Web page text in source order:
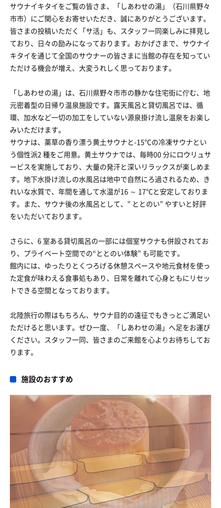
サウナイキタイをご覧の皆さま、「しあわせの湯」（石川県野々
市市）にご関心をお寄せいただき、誠にありがとうございます。
皆さまの投稿いただく「サ活」も、スタッフ一同楽しみに拝見し
ており、日々の励みになっております。おかげさまで、サウナイ
キタイを通じて全国のサウナーの皆さまに当館の存在を知ってい
ただける機会が増え、大変うれしく思っております。
「しあわせの湯」は、石川県野々市市の静かな住宅街に佇む、地
元密着型の日帰り温泉施設です。露天風呂と貸切風呂では、循
環、加水など一切の加工をしていない源泉掛け流し温泉をお楽し
みいただけます。
サウナは、薬草の香り漂う黄土サウナと-15℃の冷凍サウナとい
う個性派2 種をご用意。黄土サウナでは、毎時00 分にロウリュサ
ービスを実施しており、大量の発汗と深いリラックスが楽しめま
す。地下水掛け流しの水風呂は地中で自然にろ過されるため、き
れいな水質で、年間を通して水温が16 ～ 17℃と安定しておりま
す。また、サウナ後の水風呂として、” ととのい” やすいと好評
をいただいております。
さらに、6 室ある貸切風呂の一部には個室サウナも併設されてお
り、プライベート空間での“ととのい体験” も可能です。
館内には、ゆったりとくつろげる休憩スペースや地元食材を使っ
た定食が味わえる食事処もあり、日常を離れて心身ともにリセッ
トできる空間となっております。
北陸旅行の際はもちろん、サウナ目的の遠征でもきっとご満足い
ただけると思います。ぜひ一度、「しあわせの湯」へ足をお運び
ください。スタッフ一同、皆さまのご来館を心よりお待ちしてお
ります。
施設のおすすめ